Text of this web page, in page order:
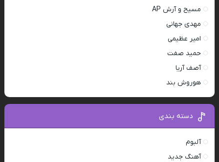
مسیح و آرش AP
مهدی جهانی
امیر عظیمی
حمید صفت
آصف آریا
هوروش بند
دسته بندی
آلبوم
آهنگ جدید